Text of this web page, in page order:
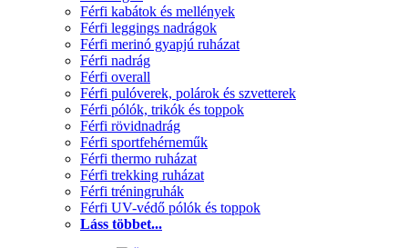
Férfi kabátok és mellények
Férfi leggings nadrágok
Férfi merinó gyapjú ruházat
Férfi nadrág
Férfi overall
Férfi pulóverek, polárok és szvetterek
Férfi pólók, trikók és toppok
Férfi rövidnadrág
Férfi sportfehérneműk
Férfi thermo ruházat
Férfi trekking ruházat
Férfi tréningruhák
Férfi UV-védő pólók és toppok
Láss többet...